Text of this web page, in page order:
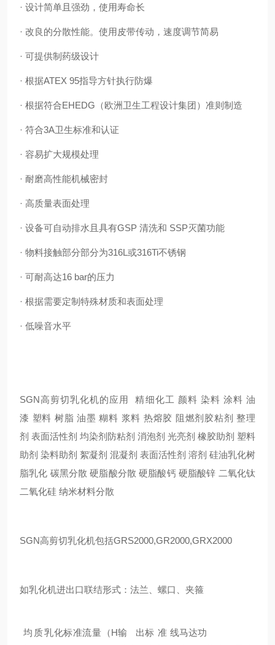
· 设计简单且强劲，使用寿命长
· 改良的分散性能。使用皮带传动，速度调节简易
· 可提供制药级设计
· 根据ATEX 95指导方针执行防爆
· 根据符合EHEDG（欧洲卫生工程设计集团）准则制造
· 符合3A卫生标准和认证
· 容易扩大规模处理
· 耐磨高性能机械密封
· 高质量表面处理
· 设备可自动排水且具有GSP 清洗和 SSP灭菌功能
· 物料接触部分部分为316L或316Ti不锈钢
· 可耐高达16 bar的压力
· 根据需要定制特殊材质和表面处理
· 低噪音水平
SGN高剪切乳化机的应用 精细化工 颜料 染料 涂料 油
漆 塑料 树脂 油墨 糊料 浆料 热熔胶 阻燃剂胶粘剂 整理
剂 表面活性剂 均染剂防粘剂 消泡剂 光亮剂 橡胶助剂 塑料
助剂 染料助剂 絮凝剂 混凝剂 表面活性剂 溶剂 硅油乳化树
脂乳化 碳黑分散 硬脂酸分散 硬脂酸钙 硬脂酸锌 二氧化钛
二氧化硅 纳米材料分散
SGN高剪切乳化机包括GRS2000,GR2000,GRX2000
如乳化机进出口联结形式：法兰、螺口、夹箍
均质乳化标准流量（H输出标准线马达功